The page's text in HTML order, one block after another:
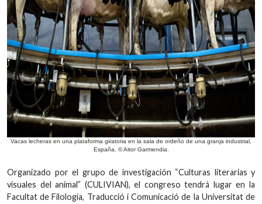
Vacas lecheras en una plataforma giratoria en la sala de ordeño de una granja industrial,
España. © Aitor Garmendia.
Organizado por el grupo de investigación “Culturas literarias y
visuales del animal” (CULIVIAN), el congreso tendrá lugar en la
Facultat de Filologia, Traducció i Comunicació de la Universitat de